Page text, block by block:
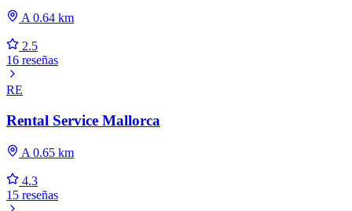
A 0.64 km
2.5
16 reseñas
RE
Rental Service Mallorca
A 0.65 km
4.3
15 reseñas